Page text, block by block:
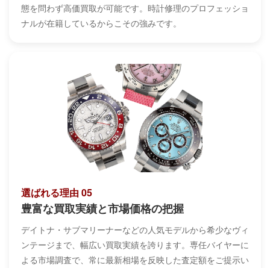
態を問わず高価買取が可能です。時計修理のプロフェッショ
ナルが在籍しているからこその強みです。
選ばれる理由 05
豊富な買取実績と市場価格の把握
デイトナ・サブマリーナーなどの人気モデルから希少なヴィ
ンテージまで、幅広い買取実績を誇ります。専任バイヤーに
よる市場調査で、常に最新相場を反映した査定額をご提示い